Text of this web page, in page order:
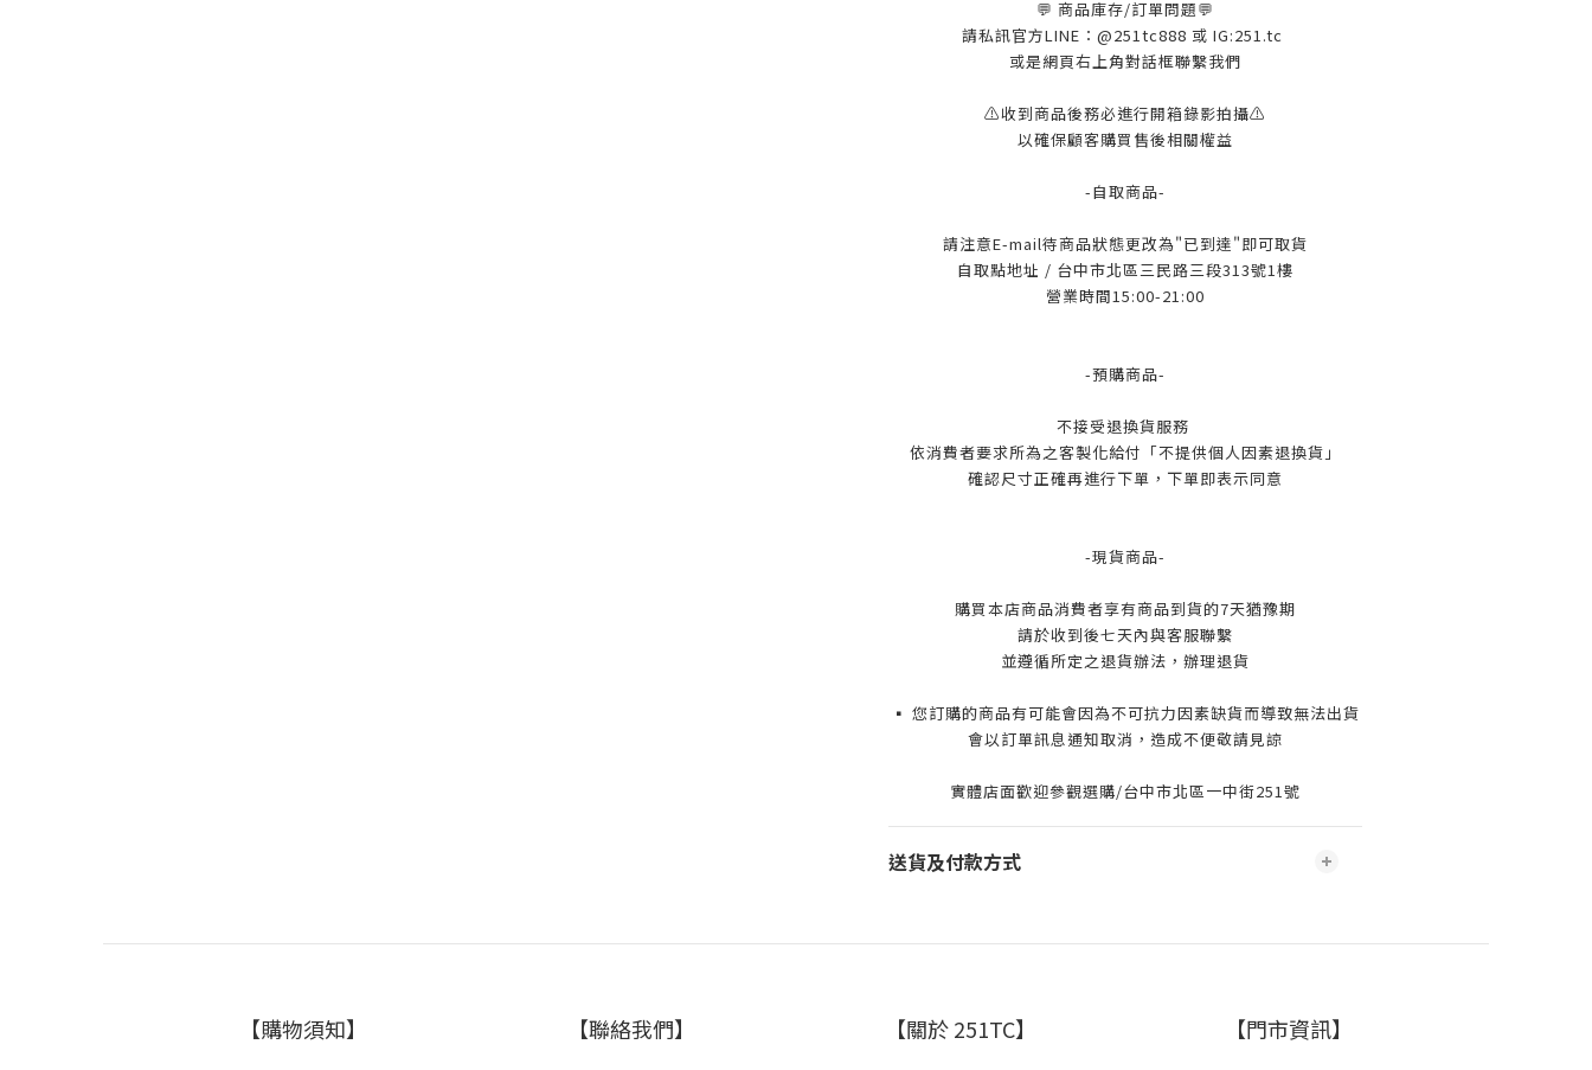
💬 商品庫存/訂單問題💬
請私訊官方LINE：@251tc888 或 IG:251.tc
或是網頁右上角對話框聯繫我們
⚠️收到商品後務必進行開箱錄影拍攝⚠️
以確保顧客購買售後相關權益
-自取商品-
請注意E-mail待商品狀態更改為"已到達"即可取貨
自取點地址 / 台中市北區三民路三段313號1樓
營業時間15:00-21:00
-預購商品-
不接受退換貨服務
依消費者要求所為之客製化給付「不提供個人因素退換貨」
確認尺寸正確再進行下單，下單即表示同意
-現貨商品-
購買本店商品消費者享有商品到貨的7天猶豫期
請於收到後七天內與客服聯繫
並遵循所定之退貨辦法，辦理退貨
▪️ 您訂購的商品有可能會因為不可抗力因素缺貨而導致無法出貨
會以訂單訊息通知取消，造成不便敬請見諒
實體店面歡迎參觀選購/台中市北區一中街251號
送貨及付款方式
【購物須知】 【聯絡我們】 【關於 251TC】 【門市資訊】